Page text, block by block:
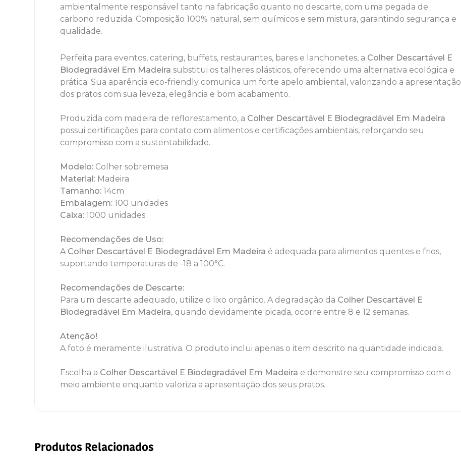
ambientalmente responsável tanto na fabricação quanto no descarte, com uma pegada de
carbono reduzida. Composição 100% natural, sem químicos e sem mistura, garantindo segurança e
qualidade.
Perfeita para eventos, catering, buffets, restaurantes, bares e lanchonetes, a Colher Descartável E
Biodegradável Em Madeira substitui os talheres plásticos, oferecendo uma alternativa ecológica e
prática. Sua aparência eco-friendly comunica um forte apelo ambiental, valorizando a apresentação
dos pratos com sua leveza, elegância e bom acabamento.
Produzida com madeira de reflorestamento, a Colher Descartável E Biodegradável Em Madeira
possui certificações para contato com alimentos e certificações ambientais, reforçando seu
compromisso com a sustentabilidade.
Modelo: Colher sobremesa
Material: Madeira
Tamanho: 14cm
Embalagem: 100 unidades
Caixa: 1000 unidades
Recomendações de Uso:
A Colher Descartável E Biodegradável Em Madeira é adequada para alimentos quentes e frios,
suportando temperaturas de -18 a 100°C.
Recomendações de Descarte:
Para um descarte adequado, utilize o lixo orgânico. A degradação da Colher Descartável E
Biodegradável Em Madeira, quando devidamente picada, ocorre entre 8 e 12 semanas.
Atenção!
A foto é meramente ilustrativa. O produto inclui apenas o item descrito na quantidade indicada.
Escolha a Colher Descartável E Biodegradável Em Madeira e demonstre seu compromisso com o
meio ambiente enquanto valoriza a apresentação dos seus pratos.
Produtos Relacionados